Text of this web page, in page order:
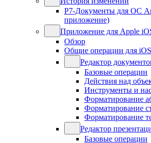
Р7-Документы для ОС
приложение)
Приложение для Apple
Обзор
Общие операции для iOS
Редактор
Базовые операции
Действия над
Инструменты и
Форматирование
Форматирование
Форматирование
Редактор
Базовые операции